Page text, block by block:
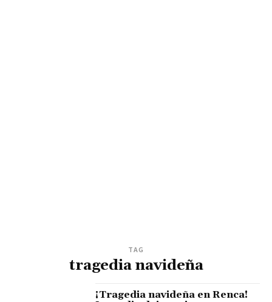
TAG
tragedia navideña
¡Tragedia navideña en Renca!